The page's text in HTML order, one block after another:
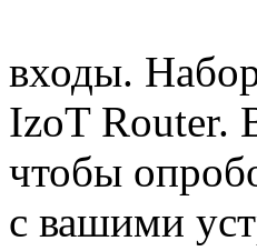
входы.
IzoT Router.
чтобы
с вашими